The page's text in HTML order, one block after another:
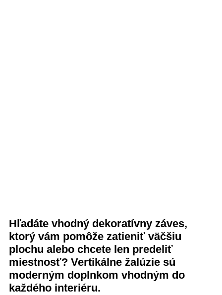
Hľadáte vhodný dekoratívny záves,
ktorý vám pomôže zatieniť väčšiu
plochu alebo chcete len predeliť
miestnosť? Vertikálne žalúzie sú
moderným doplnkom vhodným do
každého interiéru.